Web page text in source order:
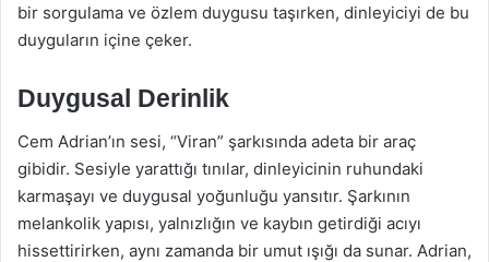
bir sorgulama ve özlem duygusu taşırken, dinleyiciyi de bu
duyguların içine çeker.
Duygusal Derinlik
Cem Adrian’ın sesi, “Viran” şarkısında adeta bir araç
gibidir. Sesiyle yarattığı tınılar, dinleyicinin ruhundaki
karmaşayı ve duygusal yoğunluğu yansıtır. Şarkının
melankolik yapısı, yalnızlığın ve kaybın getirdiği acıyı
hissettirirken, aynı zamanda bir umut ışığı da sunar. Adrian,